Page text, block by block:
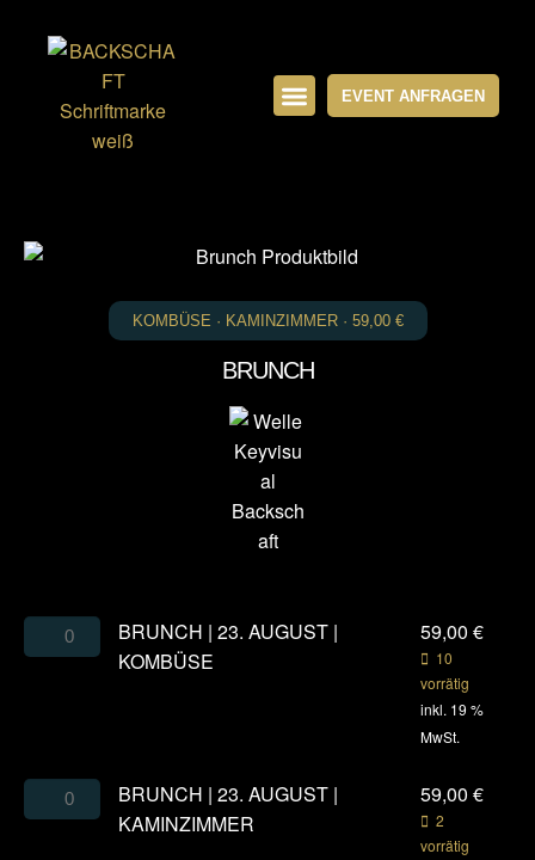
EVENT ANFRAGEN
KOMBÜSE · KAMINZIMMER · 59,00 €
BRUNCH
BRUNCH | 23. AUGUST |
KOMBÜSE
59,00 €
10
vorrätig
inkl. 19 %
MwSt.
BRUNCH | 23. AUGUST |
KAMINZIMMER
59,00 €
2
vorrätig